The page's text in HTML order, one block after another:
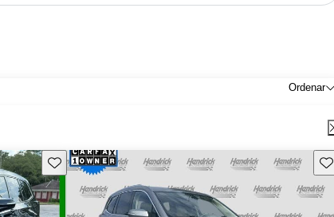
Ordenar
Guarda este Aviso